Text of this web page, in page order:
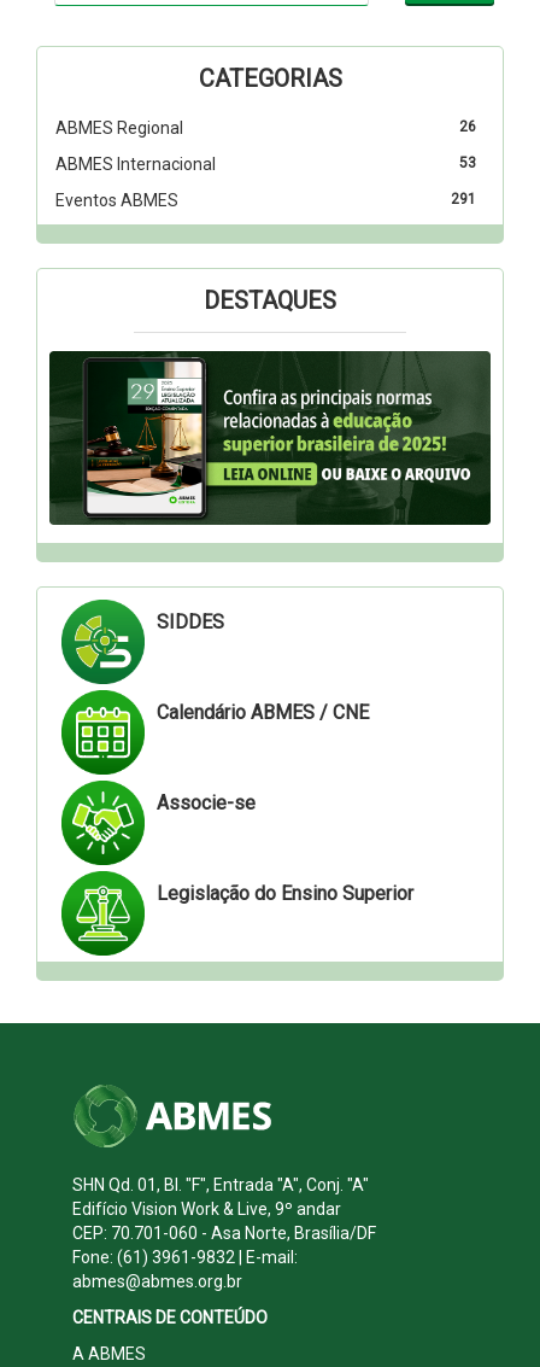
CATEGORIAS
26
ABMES Regional
53
ABMES Internacional
291
Eventos ABMES
DESTAQUES
SIDDES
Calendário ABMES / CNE
Associe-se
Legislação do Ensino Superior
SHN Qd. 01, Bl. "F", Entrada "A", Conj. "A"
Edifício Vision Work & Live, 9º andar
CEP: 70.701-060 - Asa Norte, Brasília/DF
Fone: (61) 3961-9832 | E-mail:
abmes@abmes.org.br
CENTRAIS DE CONTEÚDO
A ABMES